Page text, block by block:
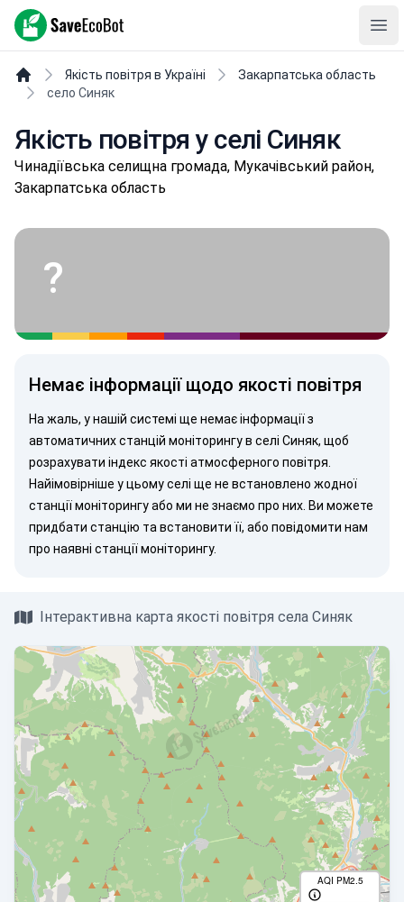
SaveEcoBot
Якість повітря в Україні
Закарпатська область
село Синяк
Якість повітря у селі Синяк
Чинaдіївськa селищнa громада, Мукачівський район,
Закарпатська область
?
Немає інформації щодо якості повітря
На жаль, у нашій системі ще немає інформації з
автоматичних станцій моніторингу в селі Синяк, щоб
розрахувати індекс якості атмосферного повітря.
Найімовірніше у цьому селі ще не встановлено жодної
станції моніторингу або ми не знаємо про них. Ви можете
придбати станцію та встановити її, або повідомити нам
про наявні станції моніторингу.
Інтерактивна карта якості повітря села Синяк
AQI PM2.5